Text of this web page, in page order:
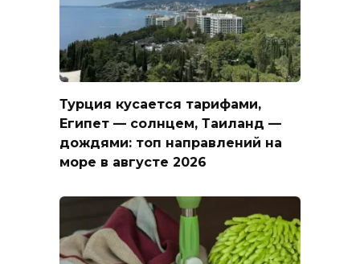
Турция кусается тарифами,
Египет — солнцем, Таиланд —
дождями: топ направлений на
море в августе 2026